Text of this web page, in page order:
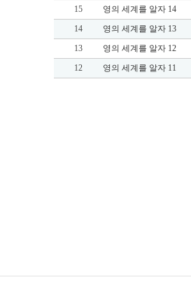
15
영의 세계를 알자 14
14
영의 세계를 알자 13
13
영의 세계를 알자 12
12
영의 세계를 알자 11